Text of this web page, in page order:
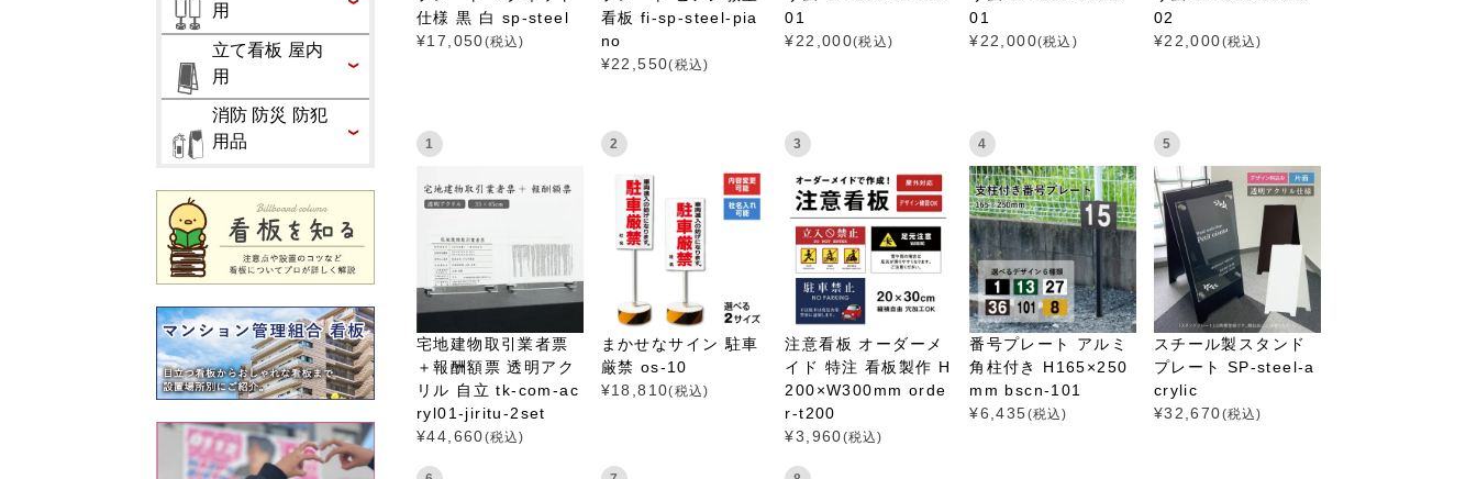
用
立て看板 屋内
用
消防 防災 防犯
用品
仕様 黒 白 sp-steel
¥17,050(税込)
看板 fi-sp-steel-pia
no
¥22,550(税込)
01
¥22,000(税込)
01
¥22,000(税込)
02
¥22,000(税込)
1
宅地建物取引業者票
＋報酬額票 透明アク
リル 自立 tk-com-ac
ryl01-jiritu-2set
¥44,660(税込)
2
まかせなサイン 駐車
厳禁 os-10
¥18,810(税込)
3
注意看板 オーダーメ
イド 特注 看板製作 H
200×W300mm orde
r-t200
¥3,960(税込)
4
番号プレート アルミ
角柱付き H165×250
mm bscn-101
¥6,435(税込)
5
スチール製スタンド
プレート SP-steel-a
crylic
¥32,670(税込)